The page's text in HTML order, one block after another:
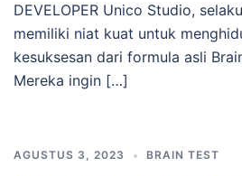
DEVELOPER Unico Studio,
memiliki niat kuat untuk
kesuksesan dari formula asli
Mereka ingin […]
AGUSTUS 3, 2023 BRAIN TEST